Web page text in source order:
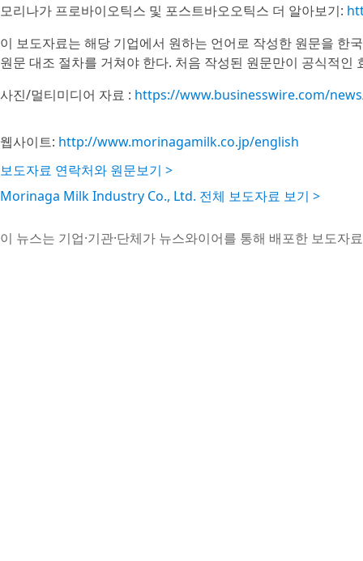
모리나가 프로바이오틱스 및 포스트바오오틱스 더 알아보기:
이 보도자료는 해당 기업에서 원하는 언어로 작성한 원문을 한
원문 대조 절차를 거쳐야 한다. 처음 작성된 원문만이 공식적
사진/멀티미디어 자료 : https://www.businesswire.com/
웹사이트: http://www.morinagamilk.co.jp/english
보도자료 연락처와 원문보기 >
Morinaga Milk Industry Co., Ltd. 전체 보도자료 보기 >
이 뉴스는 기업·기관·단체가 뉴스와이어를 통해 배포한 보도자